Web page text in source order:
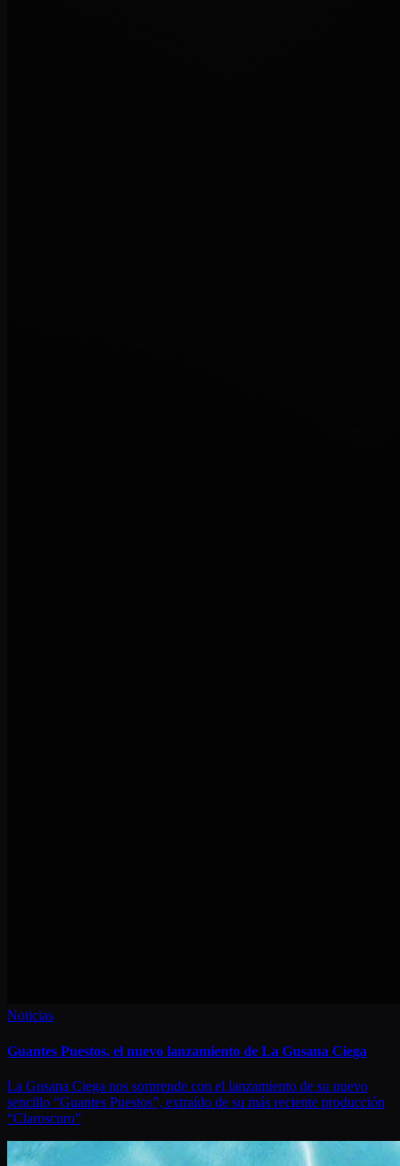
Noticias
Guantes Puestos, el nuevo lanzamiento de La Gusana Ciega
La Gusana Ciega nos sorprende con el lanzamiento de su nuevo
sencillo “Guantes Puestos”, extraído de su más reciente producción
“Claroscuro”